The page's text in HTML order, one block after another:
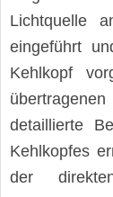
Lichtquelle
eingeführt
Kehlkopf
detaillierte
Kehlkopfes
der